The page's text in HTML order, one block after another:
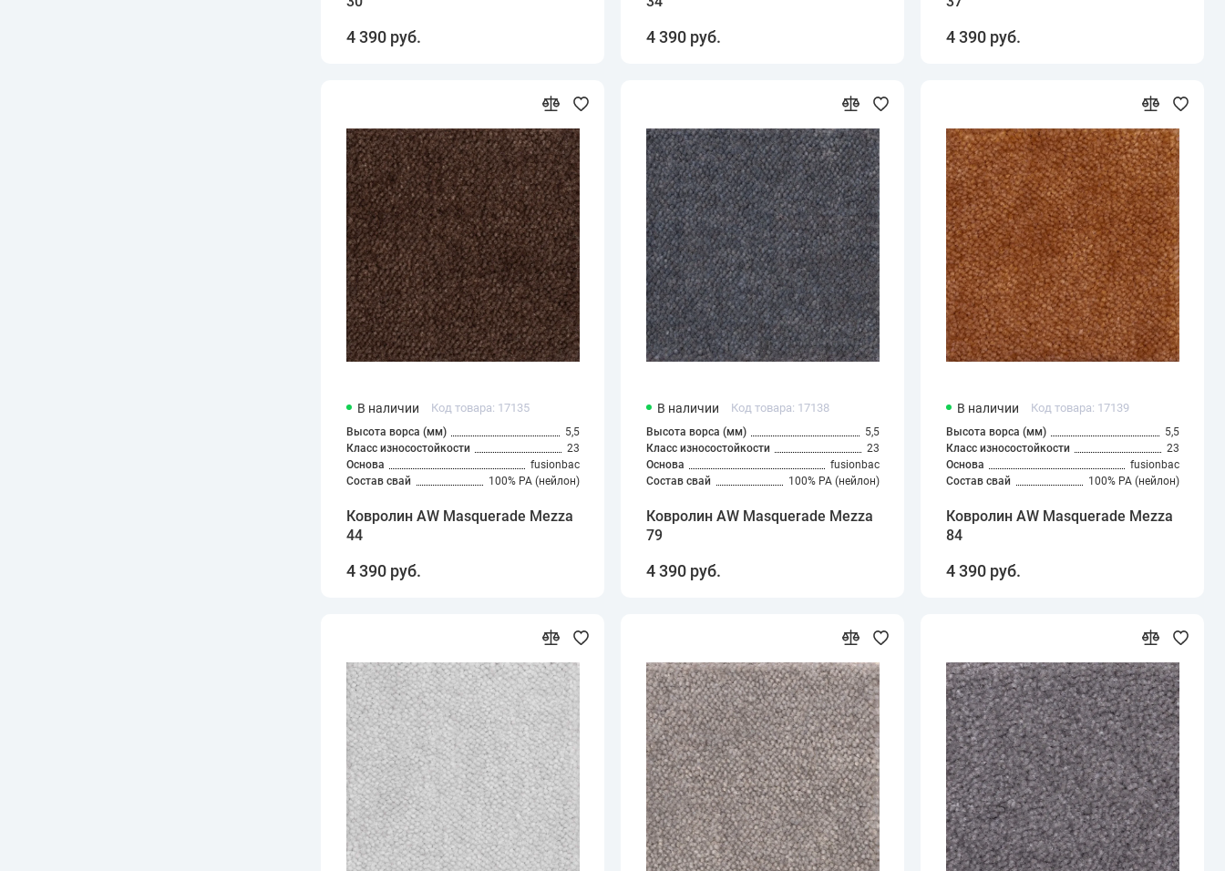
4 390 руб. 4 390 руб. 4 390 руб.
В наличии Код товара: 17135
Высота ворса (мм)
5,5
Класс износостойкости
23
Основа
fusionbac
Состав свай
100% PA (нейлон)
Ковролин AW Masquerade Mezza
44
4 390 руб.
В наличии Код товара: 17138
Высота ворса (мм)
5,5
Класс износостойкости
23
Основа
fusionbac
Состав свай
100% PA (нейлон)
Ковролин AW Masquerade Mezza
79
4 390 руб.
В наличии Код товара: 17139
Высота ворса (мм)
5,5
Класс износостойкости
23
Основа
fusionbac
Состав свай
100% PA (нейлон)
Ковролин AW Masquerade Mezza
84
4 390 руб.